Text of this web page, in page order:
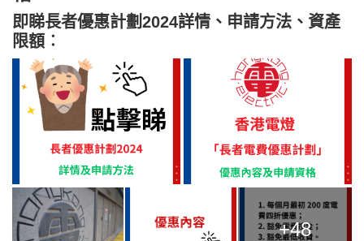
即睇長者優惠計劃2024詳情、申請方法、資產
限額︰
+48